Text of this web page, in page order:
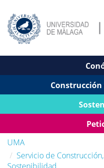
Construcción
UMA
Servicio de